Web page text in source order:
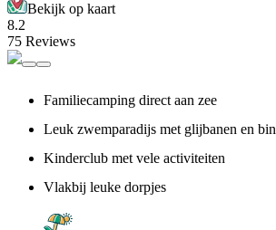
Bekijk op kaart
8.2
75 Reviews
Familiecamping direct aan zee
Leuk zwemparadijs met glijbanen en
Kinderclub met vele activiteiten
Vlakbij leuke dorpjes